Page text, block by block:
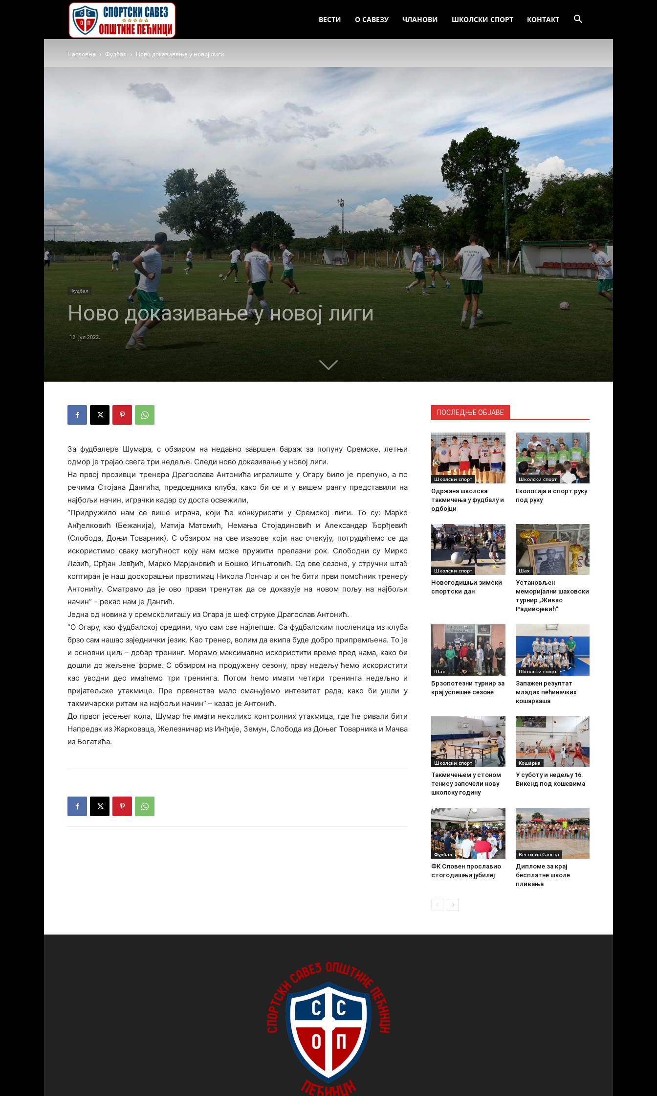
савез
ВЕСТИ О САВЕЗУ ЧЛАНОВИ ШКОЛСКИ СПОРТ КОНТАКТ
Насловна Фудбал Ново доказивање у новој лиги
Фудбал
Ново доказивање у новој лиги
12. јул 2022.
За фудбалере Шумара, с обзиром на недавно завршен бараж за попуну Сремске, летњи
одмор је трајао свега три недеље. Следи ново доказивање у новој лиги.
На првој прозивци тренера Драгослава Антонића игралиште у Огару било је препуно, а по
речима Стојана Дангића, председника клуба, како би се и у вишем рангу представили на
најбољи начин, играчки кадар су доста освежили,
“Придружило нам се више играча, који ће конкурисати у Сремској лиги. То су: Марко
Анђелковић (Бежанија), Матија Матомић, Немања Стојадиновић и Александар Ђорђевић
(Слобода, Доњи Товарник). С обзиром на све изазове који нас очекују, потрудићемо се да
искористимо сваку могућност коју нам може пружити прелазни рок. Слободни су Мирко
Лазић, Срђан Јевђић, Марко Марјановић и Бошко Игњатовић. Од ове сезоне, у стручни штаб
коптиран је наш доскорашњи првотимац Никола Лончар и он ће бити први помоћник тренеру
Антонићу. Сматрамо да је ово прави тренутак да се доказује на новом пољу на најбољи
начин” – рекао нам је Дангић.
Једна од новина у сремсколигашу из Огара је шеф струке Драгослав Антонић.
“О Огару, као фудбалској средини, чуо сам све најлепше. Са фудбалским посленица из клуба
брзо сам нашао заједнички језик. Као тренер, волим да екипа буде добро припремљена. То је
и основни циљ – добар тренинг. Морамо максимално искористити време пред нама, како би
дошли до жељене форме. С обзиром на продужену сезону, прву недељу ћемо искористити
као уводни део имаћемо три тренинга. Потом ћемо имати четири тренинга недељно и
пријатељске утакмице. Пре првенства мало смањујемо интезитет рада, како би ушли у
такмичарски ритам на најбољи начин” – казао је Антонић.
До првог јесењег кола, Шумар ће имати неколико контролних утакмица, где ће ривали бити
Напредак из Жарковаца, Железничар из Инђије, Земун, Слобода из Доњег Товарника и Мачва
из Богатића.
ПОСЛЕДЊЕ ОБЈАВЕ
Школски спорт
Одржана школска
такмичења у фудбалу и
одбојци
Школски спорт
Екологија и спорт руку
под руку
Школски спорт
Новогодишњи зимски
спортски дан
Шах
Установљен
меморијални шаховски
турнир „Живко
Радивојевић“
Шах
Брзопотезни турнир за
крај успешне сезоне
Школски спорт
Запажен резултат
младих пећиначких
кошаркаша
Школски спорт
Такмичењем у стоном
тенису започели нову
школску годину
Кошарка
У суботу и недељу 16.
Викенд под кошевима
Фудбал
ФК Словен прославио
стогодишњи јубилеј
Вести из Савеза
Дипломе за крај
бесплатне школе
пливања